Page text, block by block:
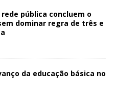
pública concluem o
dominar regra de três e
da educação básica no